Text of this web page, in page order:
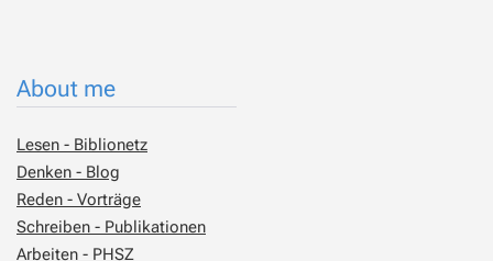
About me
Lesen - Biblionetz
Denken - Blog
Reden - Vorträge
Schreiben - Publikationen
Arbeiten - PHSZ